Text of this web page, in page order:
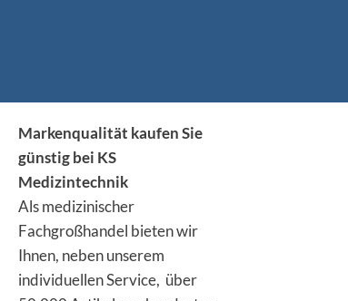
Markenqualität kaufen Sie
günstig bei KS
Medizintechnik
Als medizinischer
Fachgroßhandel bieten wir
Ihnen, neben unserem
individuellen Service, über